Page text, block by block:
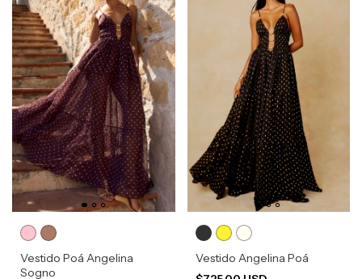
Vestido Poá Angelina
Sogno
Vestido Angelina Poá